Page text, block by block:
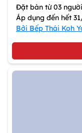
Đặt bàn từ 03
Áp dụng đến hết
Bởi Bếp Thái Koh